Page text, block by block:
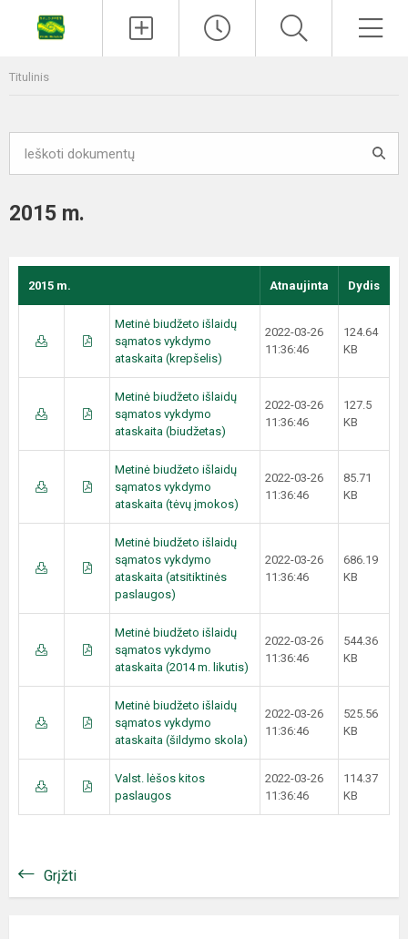
Titulinis
2015 m.
2015 m. Atnaujinta Dydis
Metinė biudžeto išlaidų
sąmatos vykdymo
ataskaita (krepšelis)
2022-03-26
11:36:46
124.64
KB
Metinė biudžeto išlaidų
sąmatos vykdymo
ataskaita (biudžetas)
2022-03-26
11:36:46
127.5
KB
Metinė biudžeto išlaidų
sąmatos vykdymo
ataskaita (tėvų įmokos)
2022-03-26
11:36:46
85.71
KB
Metinė biudžeto išlaidų
sąmatos vykdymo
ataskaita (atsitiktinės
paslaugos)
2022-03-26
11:36:46
686.19
KB
Metinė biudžeto išlaidų
sąmatos vykdymo
ataskaita (2014 m. likutis)
2022-03-26
11:36:46
544.36
KB
Metinė biudžeto išlaidų
sąmatos vykdymo
ataskaita (šildymo skola)
2022-03-26
11:36:46
525.56
KB
Valst. lėšos kitos
paslaugos
2022-03-26
11:36:46
114.37
KB
Grįžti